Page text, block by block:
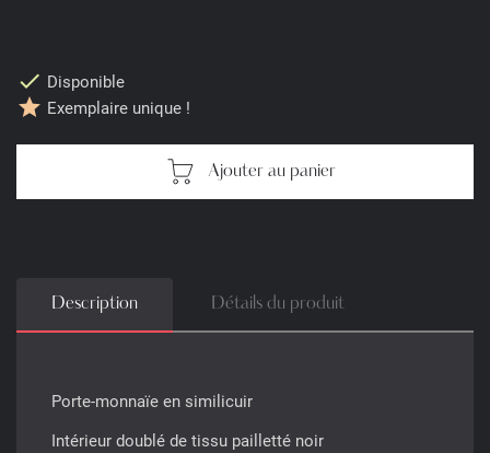
check Disponible
star Exemplaire unique !
Ajouter au panier
Description Détails du produit
Porte-monnaïe en similicuir
Intérieur doublé de tissu pailletté noir